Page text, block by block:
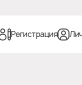
Регистрация